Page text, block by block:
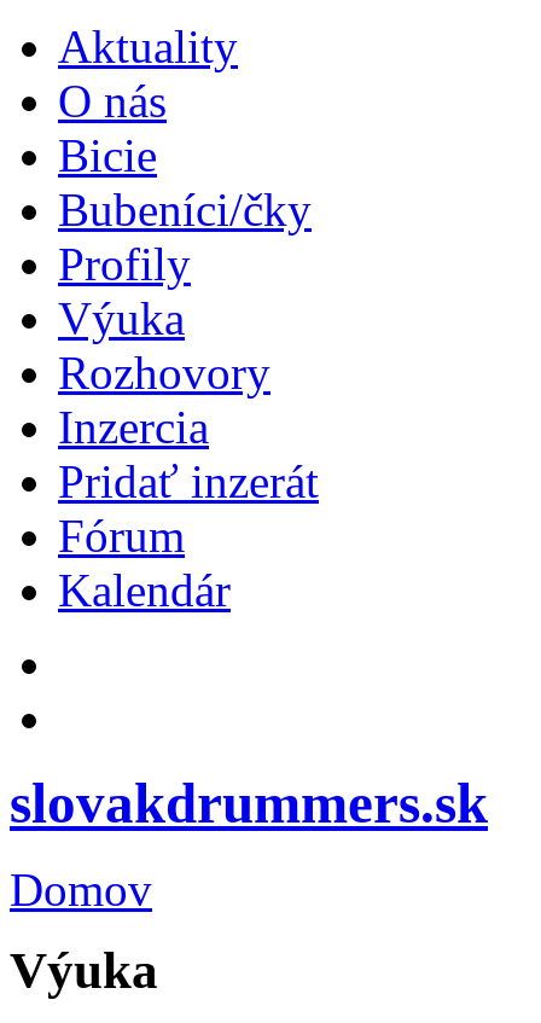
Aktuality
O nás
Bicie
Bubeníci/čky
Profily
Výuka
Rozhovory
Inzercia
Pridať inzerát
Fórum
Kalendár
slovakdrummers.sk
Domov
Výuka